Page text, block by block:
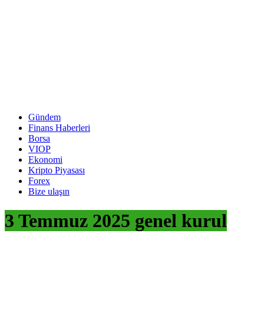
Gündem
Finans Haberleri
Borsa
VIOP
Ekonomi
Kripto Piyasası
Forex
Bize ulaşın
3 Temmuz 2025 genel kurul